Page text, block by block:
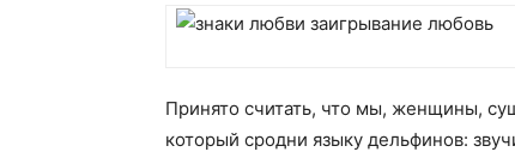
Принято считать, что мы, женщины,
который сродни языку дельфинов: